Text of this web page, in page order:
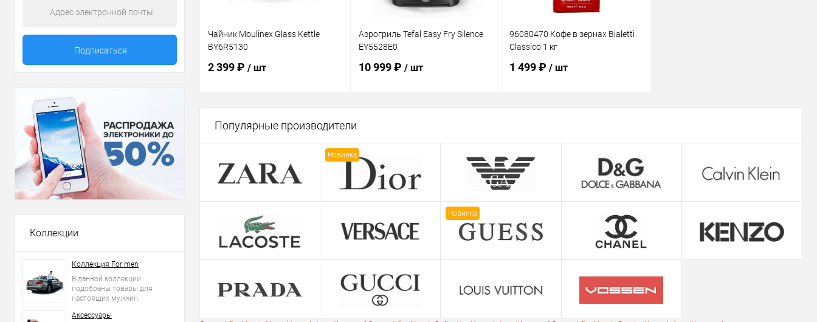
Коллекции
Коллекция For men
В данной коллекции
подобраны товары для
настоящих мужчин.
Аксессуары
Чайник Moulinex Glass Kettle
BY6R5130
2 399 ₽ / шт
Сравнение
В избранное
Аэрогриль Tefal Easy Fry Silence
EY5528E0
10 999 ₽ / шт
В избранное В наличии
96080470 Кофе в зернах Bialetti
Classico 1 кг
1 499 ₽ / шт
В избранное В наличии
Популярные производители
Новинка
Новинка